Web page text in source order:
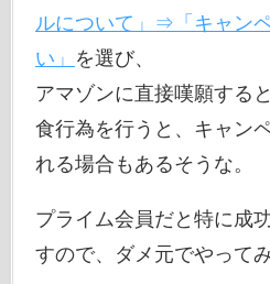
ルについて」⇒「キャン
い」 を選び、
アマゾンに直接嘆願する
食行為を行うと、キャン
れる場合もあるそうな。
プライム会員だと特に成
すので、ダメ元でやって